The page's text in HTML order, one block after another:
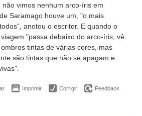
vimos nenhum arco-íris em
Saramago houve um, "o mais
anotou o escritor. E quando o
"passa debaixo do arco-íris, vê
tintas de várias cores, mas
são tintas que não se apagam e
Imprimir Corrigir Feedback